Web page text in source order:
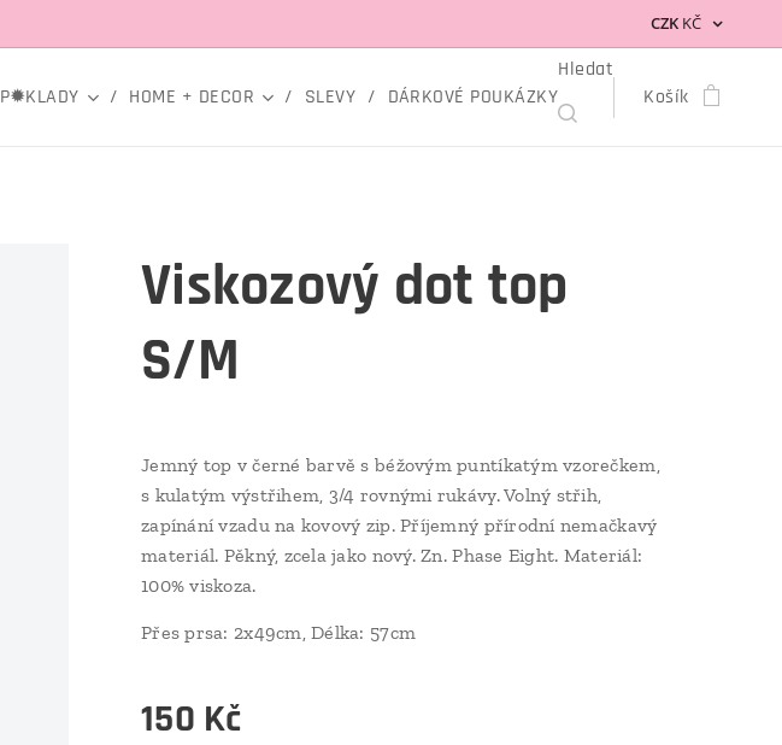
CZK KČ
P✹KLADY HOME + DECOR SLEVY DÁRKOVÉ POUKÁZKY
Hledat
Košík
Viskozový dot top
S/M
Jemný top v černé barvě s béžovým puntíkatým vzorečkem,
s kulatým výstřihem, 3/4 rovnými rukávy. Volný střih,
zapínání vzadu na kovový zip. Příjemný přírodní nemačkavý
materiál. Pěkný, zcela jako nový. Zn. Phase Eight. Materiál:
100% viskoza.
Přes prsa: 2x49cm, Délka: 57cm
150 Kč